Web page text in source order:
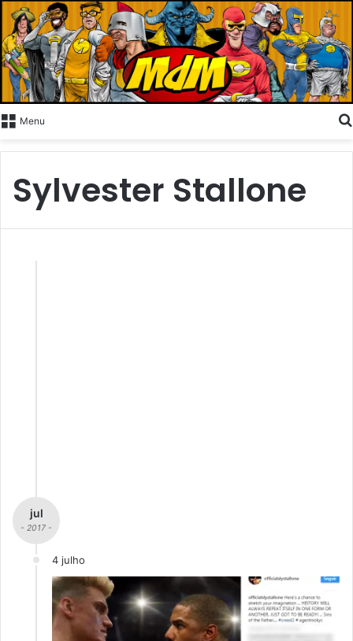
Menu
Sylvester Stallone
jul
- 2017 -
4 julho